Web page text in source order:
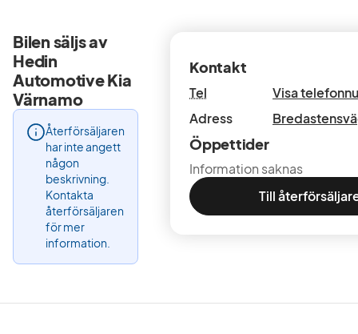
Bilen säljs av
Hedin
Automotive Kia
Värnamo
Återförsäljaren
har inte angett
någon
beskrivning.
Kontakta
återförsäljaren
för mer
information.
Kontakt
Tel
Visa
Adress
Öppettider
Information saknas
Till